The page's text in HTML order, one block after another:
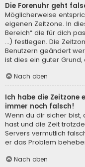
Die Forenuhr geht
Möglicherweise
eigenen Zeitzone. In
Bereich“ die für dich
...) festlegen. Die
Benutzern geändert
ist dies ein guter Grund,
Nach oben
Ich habe die Zeitzone
immer noch falsch!
Wenn du dir sicher
hast und die Zeit
Servers vermutlich
er das Problem
Nach oben